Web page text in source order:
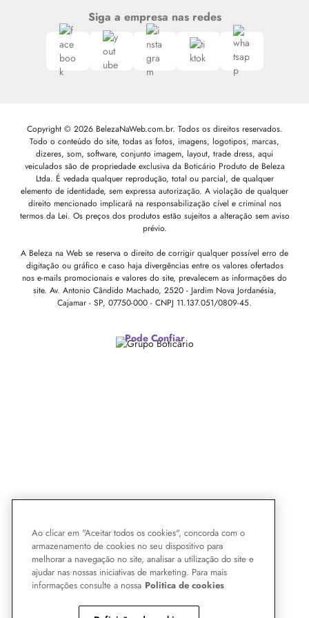
Siga a empresa nas redes
Copyright © 2026 BelezaNaWeb.com.br. Todos os direitos reservados.
Todo o conteúdo do site, todas as fotos, imagens, logotipos, marcas,
dizeres, som, software, conjunto imagem, layout, trade dress, aqui
veiculados são de propriedade exclusiva da Boticário Produto de Beleza
Ltda. É vedada qualquer reprodução, total ou parcial, de qualquer
elemento de identidade, sem expressa autorização. A violação de qualquer
direito mencionado implicará na responsabilização cível e criminal nos
termos da Lei. Os preços dos produtos estão sujeitos a alteração sem aviso
prévio.
A Beleza na Web se reserva o direito de corrigir qualquer possível erro de
digitação ou gráfico e caso haja divergências entre os valores ofertados
nos e-mails promocionais e valores do site, prevalecem as informações do
site. Av. Antonio Cândido Machado, 2520 - Jardim Nova Jordanésia,
Cajamar - SP, 07750-000 - CNPJ 11.137.051/0809-45.
Pode Confiar
Ao clicar em "Aceitar todos os cookies", concorda com o
armazenamento de cookies no seu dispositivo para
melhorar a navegação no site, analisar a utilização do site e
ajudar nas nossas iniciativas de marketing. Para mais
informações consulte a nossa Politica de cookies